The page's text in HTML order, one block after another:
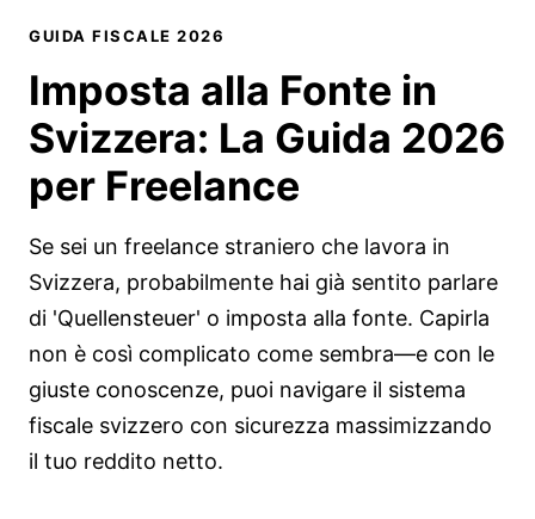
GUIDA FISCALE 2026
Imposta alla Fonte in
Svizzera: La Guida 2026
per Freelance
Se sei un freelance straniero che lavora in
Svizzera, probabilmente hai già sentito parlare
di 'Quellensteuer' o imposta alla fonte. Capirla
non è così complicato come sembra—e con le
giuste conoscenze, puoi navigare il sistema
fiscale svizzero con sicurezza massimizzando
il tuo reddito netto.